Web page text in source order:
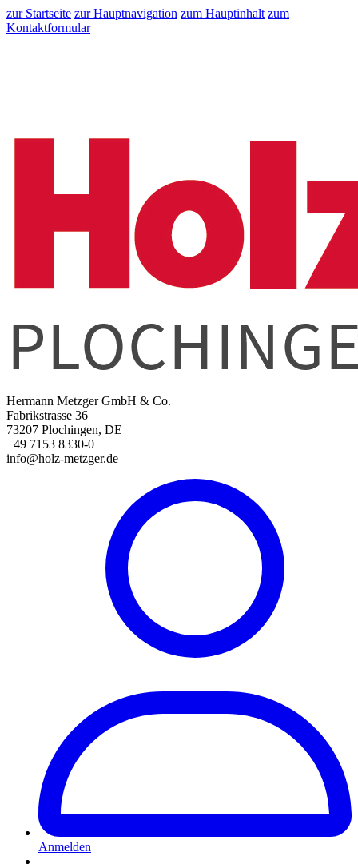
zur Startseite zur Hauptnavigation zum Hauptinhalt zum
Kontaktformular
Hermann Metzger GmbH & Co.
Fabrikstrasse 36
73207 Plochingen, DE
+49 7153 8330-0
info@holz-metzger.de
Anmelden